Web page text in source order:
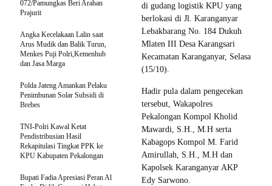
di gudang logistik KPU yang
berlokasi di Jl. Karanganyar
Lebakbarang No. 184 Dukuh
Mlaten III Desa Karangsari
Kecamatan Karanganyar, Selasa
(15/10).
Hadir pula dalam pengecekan
tersebut, Wakapolres
Pekalongan Kompol Kholid
Mawardi, S.H., M.H serta
Kabagops Kompol M. Farid
Amirullah, S.H., M.H dan
Kapolsek Karanganyar AKP
Edy Sarwono.
072/Pamungkas Beri Arahan
Prajurit
Angka Kecelakaan Lalin saat
Arus Mudik dan Balik Turun,
Menkes Puji Polri,Kemenhub
dan Jasa Marga
Polda Jateng Amankan Pelaku
Penimbunan Solar Subsidi di
Brebes
TNI-Polri Kawal Ketat
Pendistribusian Hasil
Rekapitulasi Tingkat PPK ke
KPU Kabupaten Pekalongan
Bupati Fadia Apresiasi Peran Al